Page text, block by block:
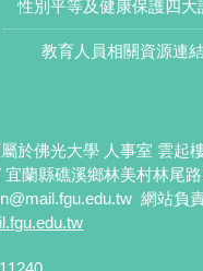
性別平等及健康保護四大
教育人員相關資源連
於佛光大學 人事室 雲起
宜蘭縣礁溪鄉林美村林尾
網站負